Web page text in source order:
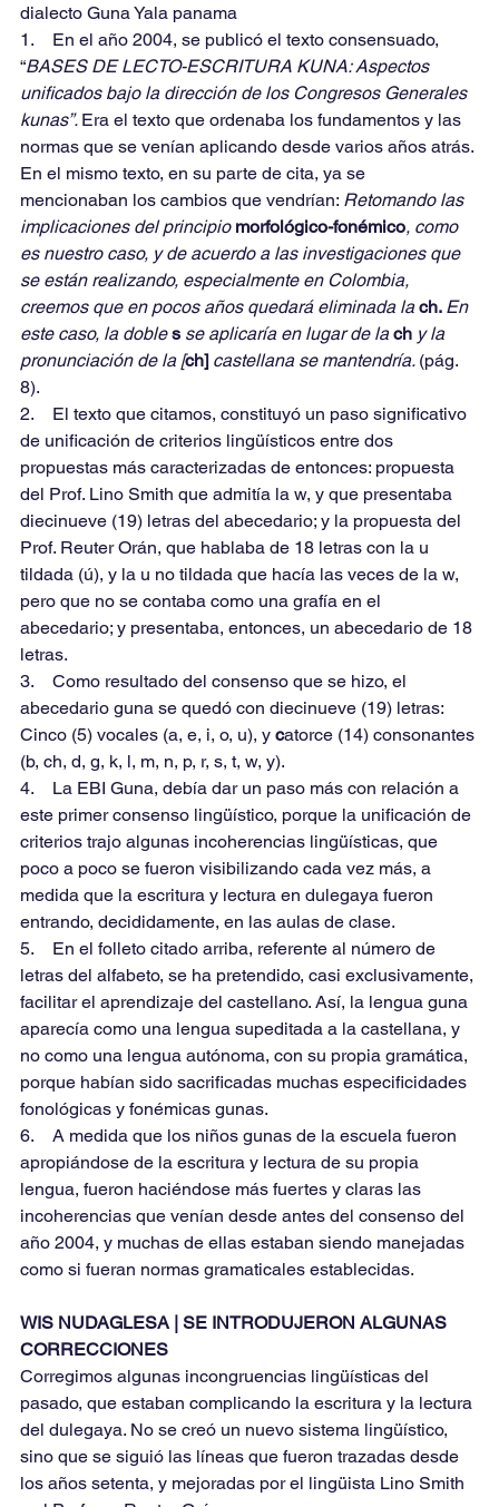
dialecto Guna Yala panama
1.    En el año 2004, se publicó el texto consensuado,
“BASES DE LECTO-ESCRITURA KUNA: Aspectos
unificados bajo la dirección de los Congresos Generales
kunas”. Era el texto que ordenaba los fundamentos y las
normas que se venían aplicando desde varios años atrás.
En el mismo texto, en su parte de cita, ya se
mencionaban los cambios que vendrían: Retomando las
implicaciones del principio morfológico-fonémico, como
es nuestro caso, y de acuerdo a las investigaciones que
se están realizando, especialmente en Colombia,
creemos que en pocos años quedará eliminada la ch. En
este caso, la doble s se aplicaría en lugar de la ch y la
pronunciación de la [ch] castellana se mantendría. (pág.
8).
2.    El texto que citamos, constituyó un paso significativo
de unificación de criterios lingüísticos entre dos
propuestas más caracterizadas de entonces: propuesta
del Prof. Lino Smith que admitía la w, y que presentaba
diecinueve (19) letras del abecedario; y la propuesta del
Prof. Reuter Orán, que hablaba de 18 letras con la u
tildada (ú), y la u no tildada que hacía las veces de la w,
pero que no se contaba como una grafía en el
abecedario; y presentaba, entonces, un abecedario de 18
letras.
3.    Como resultado del consenso que se hizo, el
abecedario guna se quedó con diecinueve (19) letras:
Cinco (5) vocales (a, e, i, o, u), y catorce (14) consonantes
(b, ch, d, g, k, l, m, n, p, r, s, t, w, y).
4.    La EBI Guna, debía dar un paso más con relación a
este primer consenso lingüístico, porque la unificación de
criterios trajo algunas incoherencias lingüísticas, que
poco a poco se fueron visibilizando cada vez más, a
medida que la escritura y lectura en dulegaya fueron
entrando, decididamente, en las aulas de clase.
5.    En el folleto citado arriba, referente al número de
letras del alfabeto, se ha pretendido, casi exclusivamente,
facilitar el aprendizaje del castellano. Así, la lengua guna
aparecía como una lengua supeditada a la castellana, y
no como una lengua autónoma, con su propia gramática,
porque habían sido sacrificadas muchas especificidades
fonológicas y fonémicas gunas.
6.    A medida que los niños gunas de la escuela fueron
apropiándose de la escritura y lectura de su propia
lengua, fueron haciéndose más fuertes y claras las
incoherencias que venían desde antes del consenso del
año 2004, y muchas de ellas estaban siendo manejadas
como si fueran normas gramaticales establecidas.
WIS NUDAGLESA | SE INTRODUJERON ALGUNAS
CORRECCIONES
Corregimos algunas incongruencias lingüísticas del
pasado, que estaban complicando la escritura y la lectura
del dulegaya. No se creó un nuevo sistema lingüístico,
sino que se siguió las líneas que fueron trazadas desde
los años setenta, y mejoradas por el lingüista Lino Smith